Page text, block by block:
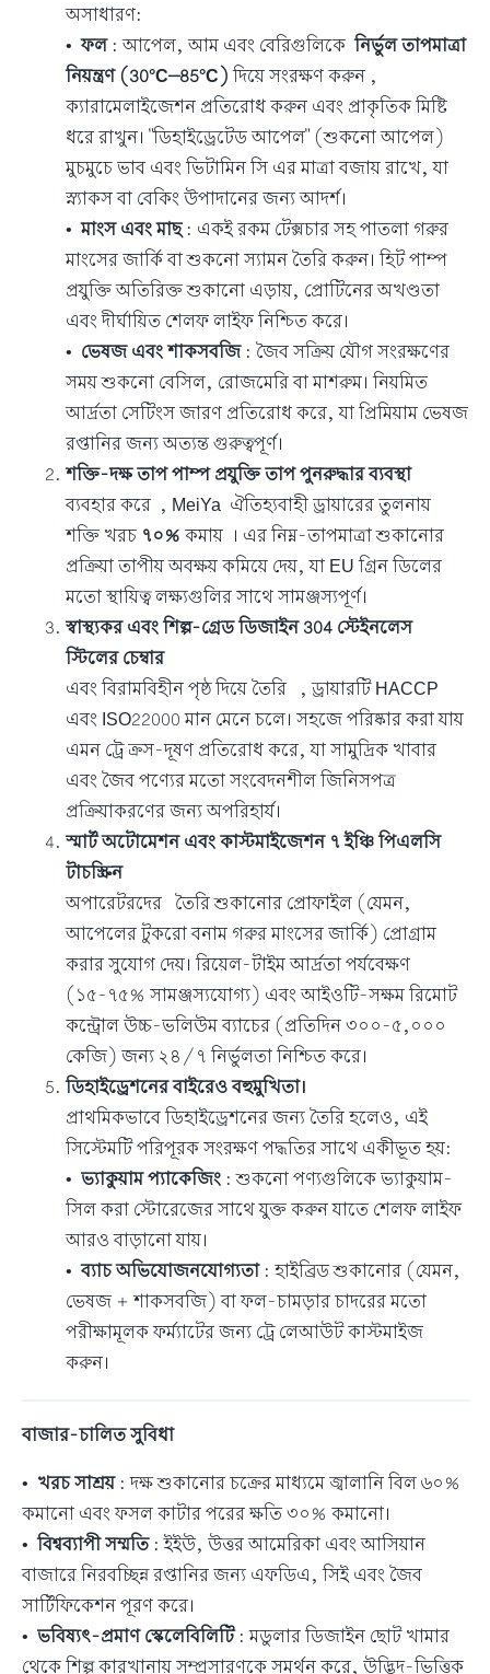
অসাধারণ:
•ফল: আপেল, আম এবং বেরিগুলিকেনির্ভুল তাপমাত্রা
নিয়ন্ত্রণ (30°C–85°C)দিয়ে সংরক্ষণ করুন ,
ক্যারামেলাইজেশন প্রতিরোধ করুন এবং প্রাকৃতিক মিষ্টি
ধরে রাখুন। "ডিহাইড্রেটেড আপেল" (শুকনো আপেল)
মুচমুচে ভাব এবং ভিটামিন সি এর মাত্রা বজায় রাখে, যা
স্ন্যাকস বা বেকিং উপাদানের জন্য আদর্শ।
•মাংস এবং মাছ: একই রকম টেক্সচার সহ পাতলা গরুর
মাংসের জার্কি বা শুকনো স্যামন তৈরি করুন। হিট পাম্প
প্রযুক্তি অতিরিক্ত শুকানো এড়ায়, প্রোটিনের অখণ্ডতা
এবং দীর্ঘায়িত শেলফ লাইফ নিশ্চিত করে।
• ভেষজ এবং শাকসবজি: জৈব সক্রিয় যৌগ সংরক্ষণের
সময় শুকনো বেসিল, রোজমেরি বা মাশরুম। নিয়মিত
আর্দ্রতা সেটিংস জারণ প্রতিরোধ করে, যা প্রিমিয়াম ভেষজ
রপ্তানির জন্য অত্যন্ত গুরুত্বপূর্ণ।
শক্তি-দক্ষ তাপ পাম্প প্রযুক্তিতাপ পুনরুদ্ধার ব্যবস্থা
ব্যবহার করে , MeiYa ঐতিহ্যবাহী ড্রায়ারের তুলনায়
শক্তি খরচ ৭০% কমায় । এর নিম্ন-তাপমাত্রা শুকানোর
প্রক্রিয়া তাপীয় অবক্ষয় কমিয়ে দেয়, যা EU গ্রিন ডিলের
মতো স্থায়িত্ব লক্ষ্যগুলির সাথে সামঞ্জস্যপূর্ণ।
স্বাস্থ্যকর এবং শিল্প-গ্রেড ডিজাইন304 স্টেইনলেস
স্টিলের চেম্বার
এবং বিরামবিহীন পৃষ্ঠ দিয়ে তৈরি
, ড্রায়ারটি HACCP
এবং ISO22000 মান মেনে চলে। সহজে পরিষ্কার করা যায়
এমন ট্রে ক্রস-দূষণ প্রতিরোধ করে, যা সামুদ্রিক খাবার
এবং জৈব পণ্যের মতো সংবেদনশীল জিনিসপত্র
প্রক্রিয়াকরণের জন্য অপরিহার্য।
স্মার্ট অটোমেশন এবং কাস্টমাইজেশন ৭ ইঞ্চি পিএলসি
টাচস্ক্রিন
অপারেটরদের তৈরি শুকানোর প্রোফাইল (যেমন,
আপেলের টুকরো বনাম গরুর মাংসের জার্কি) প্রোগ্রাম
করার সুযোগ দেয়। রিয়েল-টাইম আর্দ্রতা পর্যবেক্ষণ
(১৫-৭৫% সামঞ্জস্যযোগ্য) এবং আইওটি-সক্ষম রিমোট
কন্ট্রোল উচ্চ-ভলিউম ব্যাচের (প্রতিদিন ৩০০-৫,০০০
কেজি) জন্য ২৪/৭ নির্ভুলতা নিশ্চিত করে।
ডিহাইড্রেশনের বাইরেও বহুমুখিতা।
প্রাথমিকভাবে ডিহাইড্রেশনের জন্য তৈরি হলেও, এই
সিস্টেমটি পরিপূরক সংরক্ষণ পদ্ধতির সাথে একীভূত হয়:
• ভ্যাকুয়াম প্যাকেজিং : শুকনো পণ্যগুলিকে ভ্যাকুয়াম-
সিল করা স্টোরেজের সাথে যুক্ত করুন যাতে শেলফ লাইফ
আরও বাড়ানো যায়।
•ব্যাচ অভিযোজনযোগ্যতা: হাইব্রিড শুকানোর (যেমন,
ভেষজ + শাকসবজি) বা ফল-চামড়ার চাদরের মতো
পরীক্ষামূলক ফর্ম্যাটের জন্য ট্রে লেআউট কাস্টমাইজ
করুন।
বাজার-চালিত সুবিধা
• খরচ সাশ্রয়: দক্ষ শুকানোর চক্রের মাধ্যমে জ্বালানি বিল ৬০%
কমানো এবং ফসল কাটার পরের ক্ষতি ৩০% কমানো।
•বিশ্বব্যাপী সম্মতি: ইইউ, উত্তর আমেরিকা এবং আসিয়ান
বাজারে নিরবচ্ছিন্ন রপ্তানির জন্য এফডিএ, সিই এবং জৈব
সার্টিফিকেশন পূরণ করে।
• ভবিষ্যৎ-প্রমাণ স্কেলেবিলিটি: মডুলার ডিজাইন ছোট খামার
থেকে শিল্প কারখানায় সম্প্রসারণকে সমর্থন করে, উদ্ভিদ-ভিত্তিক